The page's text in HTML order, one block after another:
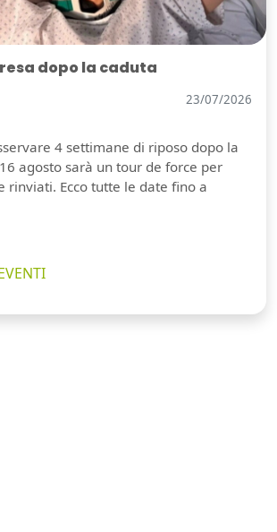
dopo la caduta
23/07/2026
4 settimane di riposo dopo la
agosto sarà un tour de force per
rinviati. Ecco tutte le date fino a